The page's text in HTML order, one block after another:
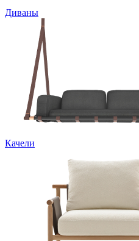
Диваны
Качели